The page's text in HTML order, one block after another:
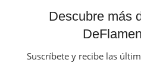
Descubre más
Suscríbete y recibe las